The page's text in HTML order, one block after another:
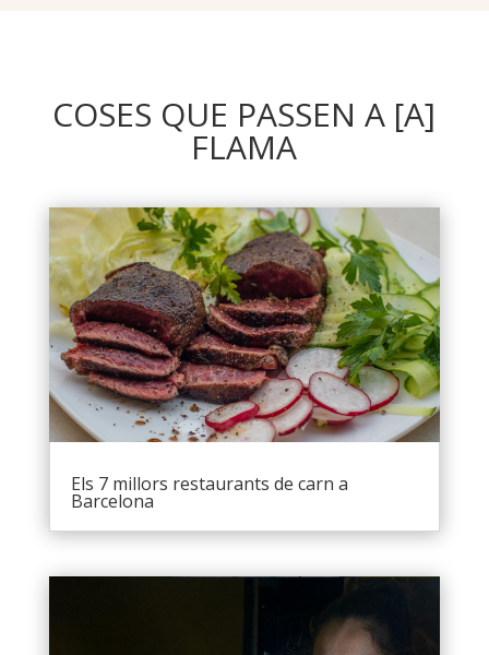
COSES QUE PASSEN A [A]
FLAMA
Els 7 millors restaurants de carn a
Barcelona